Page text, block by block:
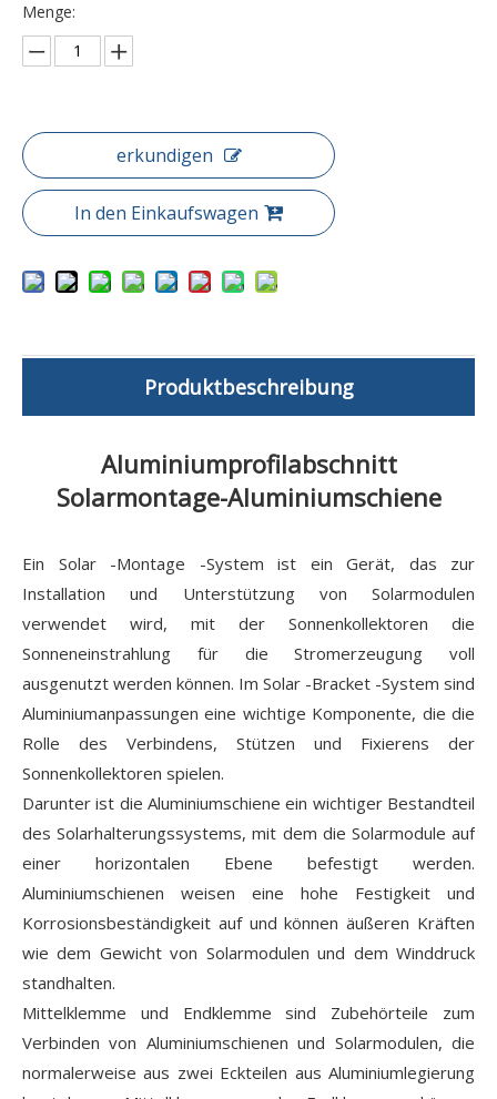
Menge:
erkundigen
In den Einkaufswagen
Produktbeschreibung
Aluminiumprofilabschnitt
Solarmontage-Aluminiumschiene
Ein Solar -Montage -System ist ein Gerät, das zur
Installation und Unterstützung von Solarmodulen
verwendet wird, mit der Sonnenkollektoren die
Sonneneinstrahlung für die Stromerzeugung voll
ausgenutzt werden können. Im Solar -Bracket -System sind
Aluminiumanpassungen eine wichtige Komponente, die die
Rolle des Verbindens, Stützen und Fixierens der
Sonnenkollektoren spielen.
Darunter ist die Aluminiumschiene ein wichtiger Bestandteil
des Solarhalterungssystems, mit dem die Solarmodule auf
einer horizontalen Ebene befestigt werden.
Aluminiumschienen weisen eine hohe Festigkeit und
Korrosionsbeständigkeit auf und können äußeren Kräften
wie dem Gewicht von Solarmodulen und dem Winddruck
standhalten.
Mittelklemme und Endklemme sind Zubehörteile zum
Verbinden von Aluminiumschienen und Solarmodulen, die
normalerweise aus zwei Eckteilen aus Aluminiumlegierung